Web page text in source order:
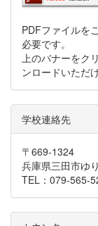
PDFファイルを
必要です。
上のバナーをク
ンロードいただ
学校連絡先
〒669-1324
兵庫県三田市ゆ
TEL：079-565-